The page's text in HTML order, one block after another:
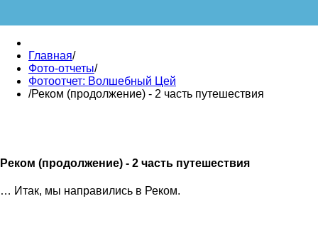
Главная/
Фото-отчеты/
Фотоотчет: Волшебный Цей
/Реком (продолжение) - 2 часть путешествия
Реком (продолжение) - 2 часть путешествия
… Итак, мы направились в Реком.